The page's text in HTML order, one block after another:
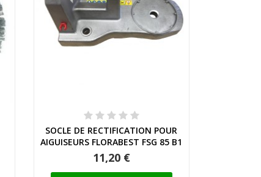
Aperçu rapide
SOCLE DE RECTIFICATION POUR
AIGUISEURS FLORABEST FSG 85 B1
11,20 €